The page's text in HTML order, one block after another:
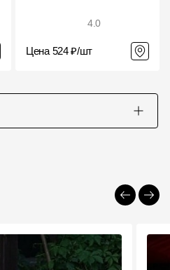
4.0
Цена 524 ₽/шт